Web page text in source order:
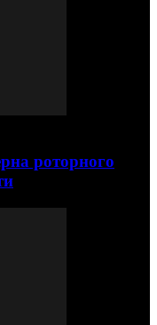
роторного